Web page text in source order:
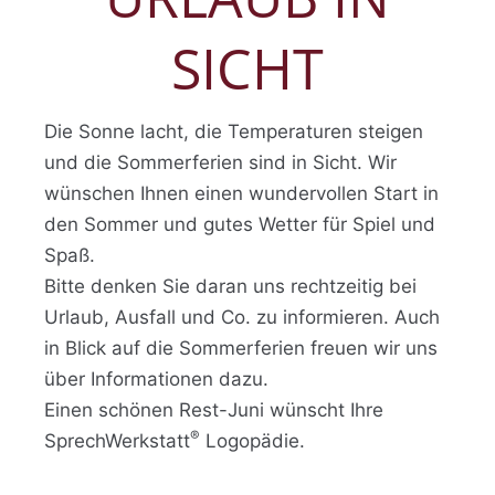
SICHT
Die Sonne lacht, die Temperaturen steigen
und die Sommerferien sind in Sicht. Wir
wünschen Ihnen einen wundervollen Start in
den Sommer und gutes Wetter für Spiel und
Spaß.
Bitte denken Sie daran uns rechtzeitig bei
Urlaub, Ausfall und Co. zu informieren. Auch
in Blick auf die Sommerferien freuen wir uns
über Informationen dazu.
Einen schönen Rest-Juni wünscht Ihre
SprechWerkstatt® Logopädie.